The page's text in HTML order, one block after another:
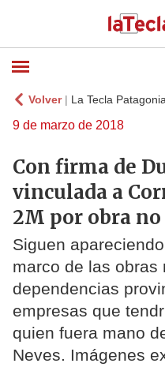
Volver| La Tecla Patagonia
9 de marzo de 2018
Con firma de
vinculada a
2M por obra
Siguen
marco de las obras
dependencias
empresas que
quien fuera mano
Neves. Imágenes